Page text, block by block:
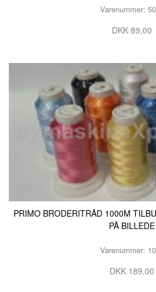
Varenummer:
DKK 89,00
PRIMO BRODERITRÅD 1000M
PÅ BILLEDE
Varenummer:
DKK 189,00